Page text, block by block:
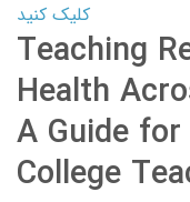
کلیک کنید
Teaching
Health
A Guide
College